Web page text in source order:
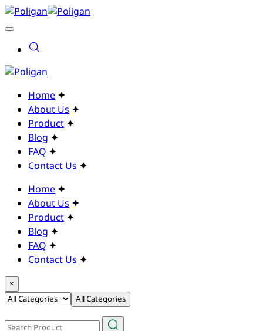
Home
About Us
Product
Blog
FAQ
Contact Us
Home
About Us
Product
Blog
FAQ
Contact Us
×
All Categories